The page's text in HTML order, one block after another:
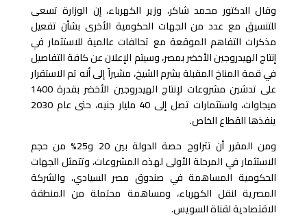
وقال الدكتور محمد شاكر، وزير الكهرباء، إن الوزارة تسعى
للتنسيق مع عدد من الجهات الحكومية الأخرى بشأن تفعيل
مذكرات التفاهم الموقعة مع تحالفات عالمية للاستثمار في
إنتاج الهيدروجين الأخضر بمصر، وسيتم الإعلان عن كافة التفاصيل
في قمة المناخ المقبلة بشرم الشيخ، مشيراً إلى أنه تم الاستقرار
على تدشين مشروعات لإنتاج الهيدروجين الأخضر بقدرة 1400
ميجاوات، واستثمارات تصل إلى 40 مليار جنيه، حتى عام 2030
ينفذها القطاع الخاص.
ومن المقرر أن تتراوح حصة الدولة بين 20 و25% من حجم
الاستثمار في المرحلة الأولى لهذه المشروعات، وتتمثل الجهات
الحكومية المساهمة في صندوق مصر السيادي، والشركة
المصرية لنقل الكهرباء، ومساهمة محتملة من المنطقة
الاقتصادية لقناة السويس.